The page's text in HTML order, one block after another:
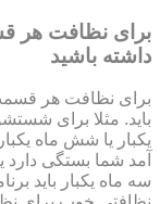
برای نظافت هر
داشته باشید
برای نظافت هر
باید. مثلا برای
یکبار یا شش ماه
آمد شما بستگی دارد
سه ماه یکبار باید